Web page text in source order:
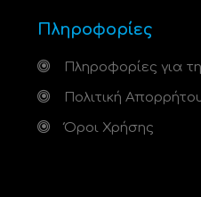
Πληροφορίες
Πληροφορίες για
Πολιτική
Όροι Χρήσης